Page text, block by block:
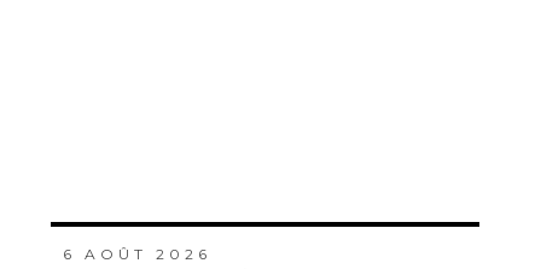
6 AOÛT 2026